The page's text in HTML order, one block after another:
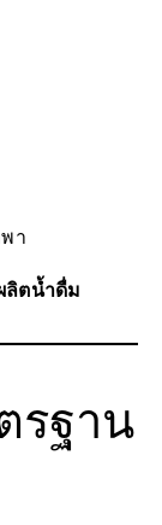
า
ลิตน้ำดื่ม
รฐาน